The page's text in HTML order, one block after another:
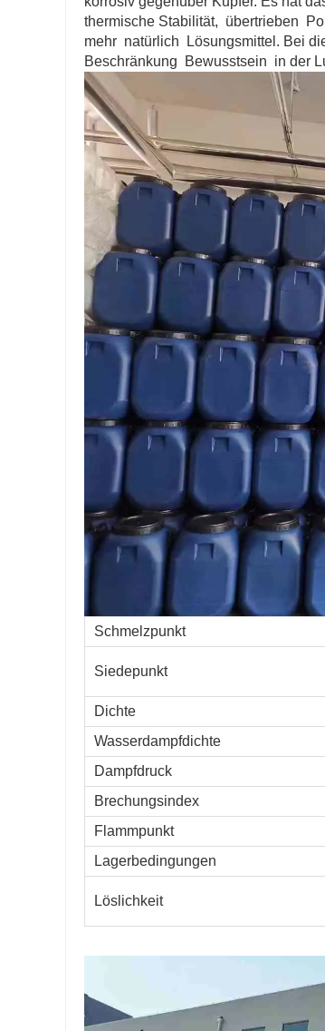
thermische Stabilität, übertrieben
mehr natürlich
Lösungsmittel. Bei
Beschränkung
Bewusstsein in der
Schmelzpunkt
Siedepunkt
Dichte
Wasserdampfdichte
Dampfdruck
Brechungsindex
Flammpunkt
Lagerbedingungen
Löslichkeit